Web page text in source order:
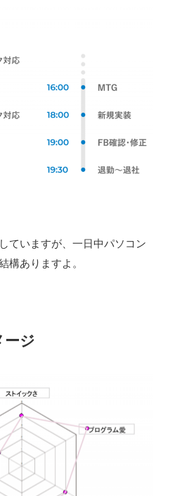
ていますが、一日中パソコン
構ありますよ。
ージ